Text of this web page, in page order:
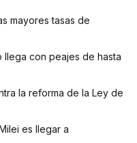
mayores tasas de
llega con peajes de hasta
la reforma de la Ley de
es llegar a